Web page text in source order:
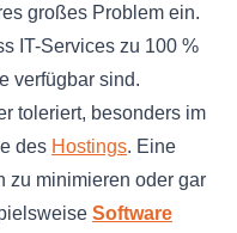
großes Problem ein.
IT-Services zu 100 %
verfügbar sind.
toleriert, besonders im
des Hostings. Eine
zu minimieren oder gar
Software